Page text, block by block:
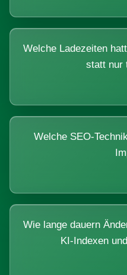
Welche Ladezeiten
statt nur
Welche SEO-
Wie lange dauern
KI-Indexen